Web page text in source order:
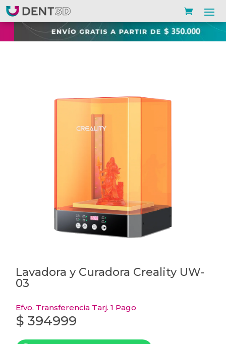
Lavadora y Curadora Creality UW-
03
Efvo. Transferencia Tarj. 1 Pago
$ 394999